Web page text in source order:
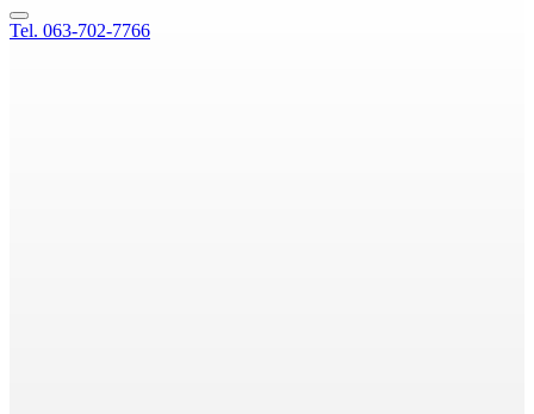
Navigation
Menu
Tel. 063-702-7766